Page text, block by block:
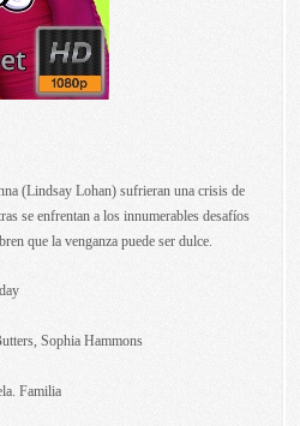
(Lindsay Lohan) sufrieran una crisis de
se enfrentan a los innumerables desafíos
que la venganza puede ser dulce.
Sophia Hammons
Familia